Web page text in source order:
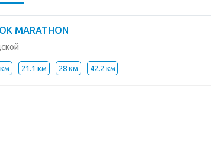
MARATHON
21.1 км 28 км 42.2 км